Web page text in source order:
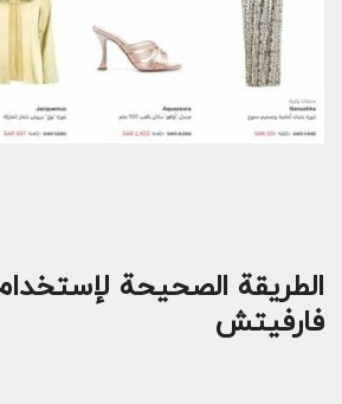
الطريقة الصحيحة
فارفيتش